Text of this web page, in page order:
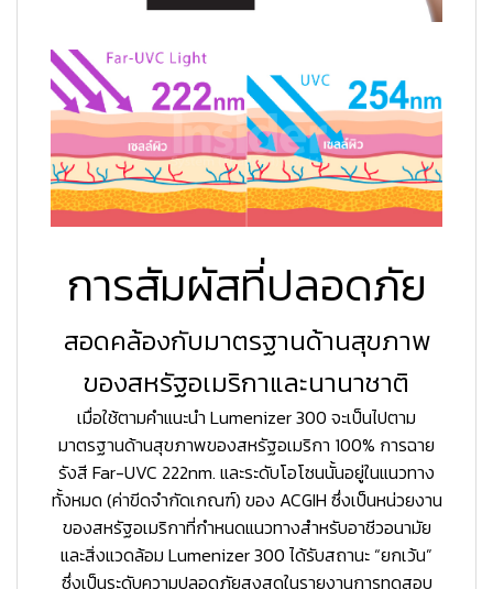
การสัมผัสที่ปลอดภัย
สอดคล้องกับมาตรฐานด้านสุขภาพ
ของสหรัฐอเมริกาและนานาชาติ
เมื่อใช้ตามคำแนะนำ Lumenizer 300 จะเป็นไปตาม
มาตรฐานด้านสุขภาพของสหรัฐอเมริกา 100% การฉาย
รังสี Far-UVC 222nm. และระดับโอโซนนั้นอยู่ในแนวทาง
ทั้งหมด (ค่าขีดจำกัดเกณฑ์) ของ ACGIH ซึ่งเป็นหน่วยงาน
ของสหรัฐอเมริกาที่กำหนดแนวทางสำหรับอาชีวอนามัย
และสิ่งแวดล้อม Lumenizer 300 ได้รับสถานะ “ยกเว้น”
ซึ่งเป็นระดับความปลอดภัยสูงสุดในรายงานการทดสอบ